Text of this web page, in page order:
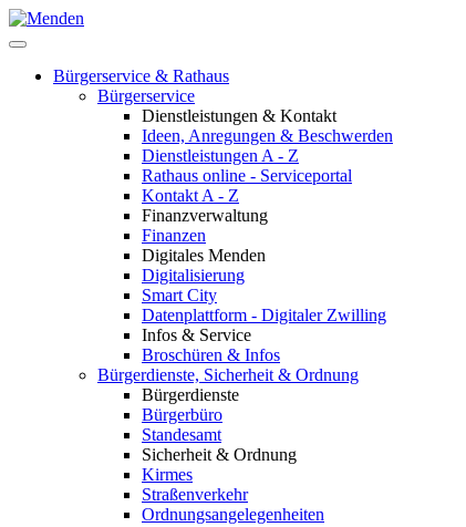
Bürgerservice & Rathaus
Bürgerservice
Dienstleistungen & Kontakt
Ideen, Anregungen & Beschwerden
Dienstleistungen A - Z
Rathaus online - Serviceportal
Kontakt A - Z
Finanzverwaltung
Finanzen
Digitales Menden
Digitalisierung
Smart City
Datenplattform - Digitaler Zwilling
Infos & Service
Broschüren & Infos
Bürgerdienste, Sicherheit & Ordnung
Bürgerdienste
Bürgerbüro
Standesamt
Sicherheit & Ordnung
Kirmes
Straßenverkehr
Ordnungsangelegenheiten